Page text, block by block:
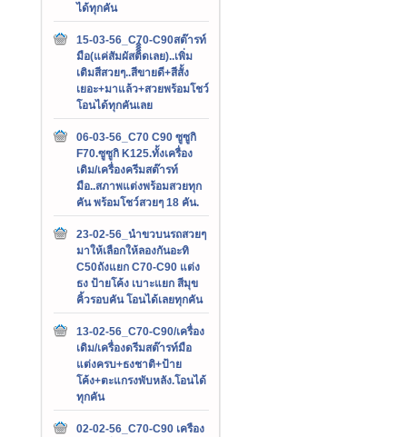
ได้ทุกคัน
15-03-56_C70-C90สต๊ารท์
มือ(แค่สัมผัสติิิิดเลย)..เพิ่ม
เติมสีสวยๆ..สีขายดี+สีสั้ง
เยอะ+มาแล้ว+สวยพร้อมโชว์
โอนได้ทุกคันเลย
06-03-56_C70 C90 ซูซูกิ
F70.ซูซูกิ K125.ทั้งเครื่อง
เดิม/เครื่องครีมสต๊ารท์
มือ..สภาพแต่งพร้อมสวยทุก
คัน พร้อมโชว์สวยๆ 18 คัน.
23-02-56_นำขวบนรถสวยๆ
มาให้เลือกให้ลองกันอะทิ
C50ถังแยก C70-C90 แต่ง
ธง ป้ายโค้ง เบาะแยก สีมุข
คิ้วรอบคัน โอนได้เลยทุกคัน
13-02-56_C70-C90/เครื่อง
เดิม/เครื่องดรีมสต๊ารท์มือ
แต่งครบ+ธงชาติ+ป้าย
โค้ง+ตะแกรงพับหลัง.โอนได้
ทุกคัน
02-02-56_C70-C90 เครือง